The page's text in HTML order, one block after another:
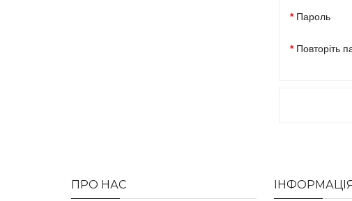
*Пароль
*Повторіть
ПРО НАС